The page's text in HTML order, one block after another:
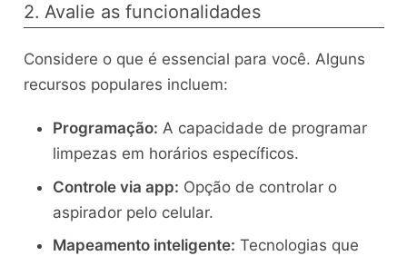
2. Avalie as funcionalidades
Considere o que é essencial para você. Alguns
recursos populares incluem:
Programação: A capacidade de programar
limpezas em horários específicos.
Controle via app: Opção de controlar o
aspirador pelo celular.
Mapeamento inteligente: Tecnologias que